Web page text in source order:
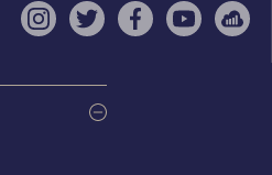
Instagram
TwitterFacebook
YouTube